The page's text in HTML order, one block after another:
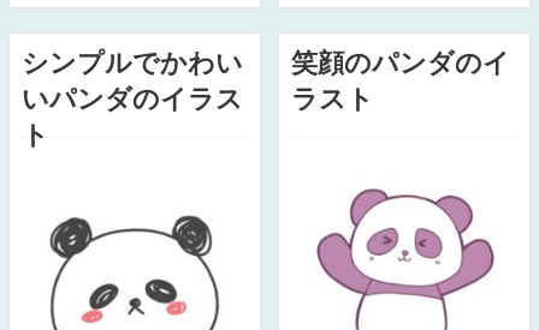
シンプルでかわい
いパンダのイラス
ト
笑顔のパンダのイ
ラスト